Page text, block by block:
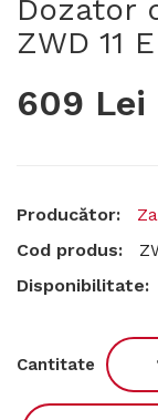
Dozator
ZWD 11 E
609 Lei
Producător:
Cod produs:
Disponibilitate:
Cantitate